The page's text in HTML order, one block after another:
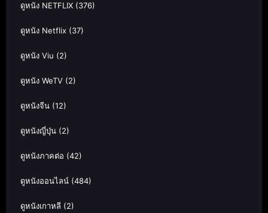
ดูหนัง NETFLIX (376)
ดูหนัง Netflix (37)
ดูหนัง Viu (2)
ดูหนัง WeTV (2)
ดูหนังจีน (12)
ดูหนังญี่ปุ่น (2)
ดูหนังภาคต่อ (42)
ดูหนังออนไลน์ (484)
ดูหนังเกาหลี (2)